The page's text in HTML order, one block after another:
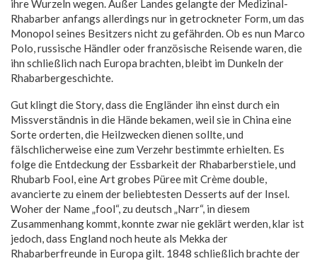
ihre Wurzeln wegen. Außer Landes gelangte der Medizinal-
Rhabarber anfangs allerdings nur in getrockneter Form, um das
Monopol seines Besitzers nicht zu gefährden. Ob es nun Marco
Polo, russische Händler oder französische Reisende waren, die
ihn schließlich nach Europa brachten, bleibt im Dunkeln der
Rhabarbergeschichte.
Gut klingt die Story, dass die Engländer ihn einst durch ein
Missverständnis in die Hände bekamen, weil sie in China eine
Sorte orderten, die Heilzwecken dienen sollte, und
fälschlicherweise eine zum Verzehr bestimmte erhielten. Es
folge die Entdeckung der Essbarkeit der Rhabarberstiele, und
Rhubarb Fool, eine Art grobes Püree mit Crème double,
avancierte zu einem der beliebtesten Desserts auf der Insel.
Woher der Name „fool“, zu deutsch „Narr“, in diesem
Zusammenhang kommt, konnte zwar nie geklärt werden, klar ist
jedoch, dass England noch heute als Mekka der
Rhabarberfreunde in Europa gilt. 1848 schließlich brachte der